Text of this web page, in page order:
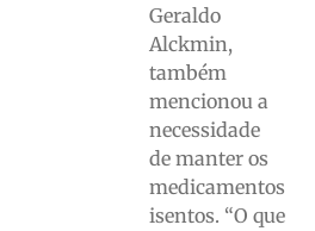
Geraldo
Alckmin,
também
mencionou a
necessidade
de manter os
medicamentos
isentos. “O que